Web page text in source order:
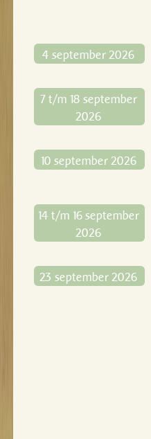
4 september 2026
7 t/m 18 september
2026
10 september 2026
14 t/m 16 september
2026
23 september 2026